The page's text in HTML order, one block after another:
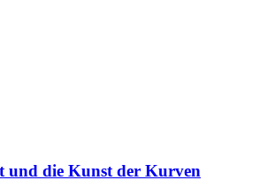
und die Kunst der Kurven